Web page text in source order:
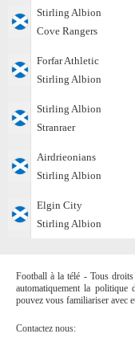
Stirling Albion
Cove Rangers
Forfar Athletic
Stirling Albion
Stirling Albion
Stranraer
Airdrieonians
Stirling Albion
Elgin City
Stirling Albion
Football à la télé - Tous
automatiquement la
pouvez vous familiariser avec
Contactez nous: